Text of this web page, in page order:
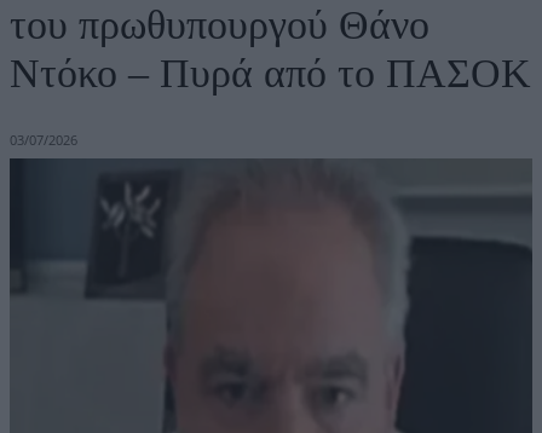
του πρωθυπουργού Θάνο
Ντόκο – Πυρά από το ΠΑΣΟΚ
03/07/2026